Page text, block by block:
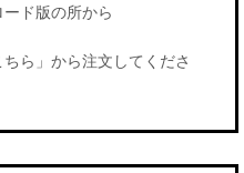
ド版の所から
ら」から注文してくださ